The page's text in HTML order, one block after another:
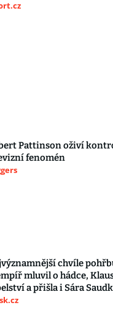
Pattinson oživí
fenomén
chvíle
mluvil o hádce,
a přišla i Sára